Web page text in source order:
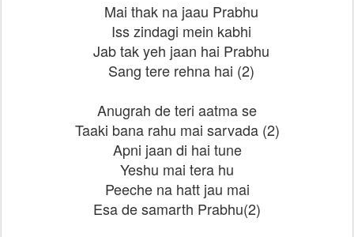
Mai thak na jaau Prabhu
Iss zindagi mein kabhi
Jab tak yeh jaan hai Prabhu
Sang tere rehna hai (2)
Anugrah de teri aatma se
Taaki bana rahu mai sarvada (2)
Apni jaan di hai tune
Yeshu mai tera hu
Peeche na hatt jau mai
Esa de samarth Prabhu(2)